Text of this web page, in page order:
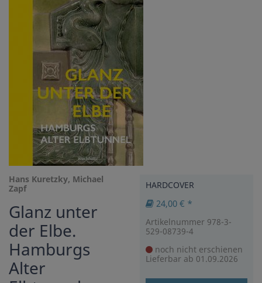
Hans Kuretzky, Michael
Zapf
Glanz unter
der Elbe.
Hamburgs
Alter
HARDCOVER
24,00 € *
Artikelnummer 978-3-
529-08739-4
noch nicht erschienen
Lieferbar ab 01.09.2026